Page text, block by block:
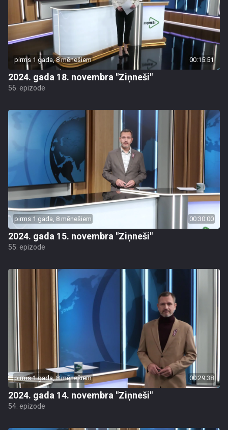
pirms 1 gada, 8 mēnešiem 00:15:51
2024. gada 18. novembra "Ziņneši"
56. epizode
pirms 1 gada, 8 mēnešiem 00:30:00
2024. gada 15. novembra "Ziņneši"
55. epizode
pirms 1 gada, 8 mēnešiem 00:29:38
2024. gada 14. novembra "Ziņneši"
54. epizode